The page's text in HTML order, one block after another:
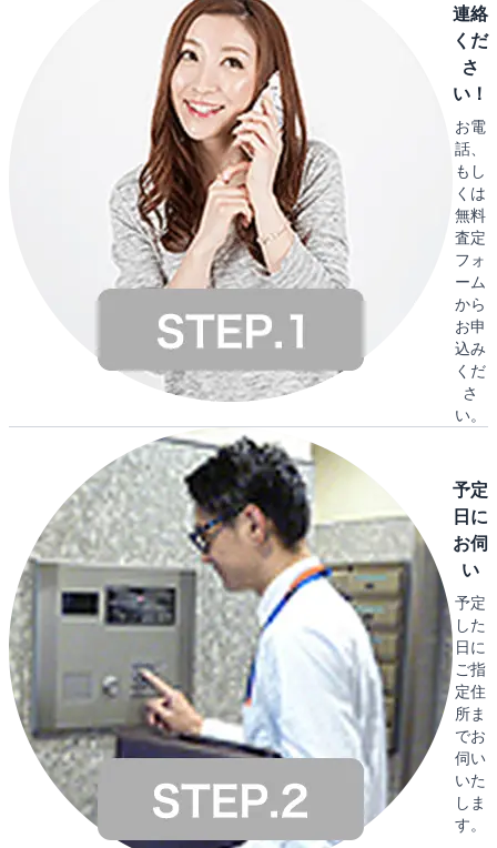
連絡
くだ
さ
い！
お電
話、
もし
くは
無料
査定
フォ
ーム
から
お申
込み
くだ
さ
い。
予定
日に
お伺
い
予定
した
日に
ご指
定住
所ま
でお
伺い
いた
しま
す。